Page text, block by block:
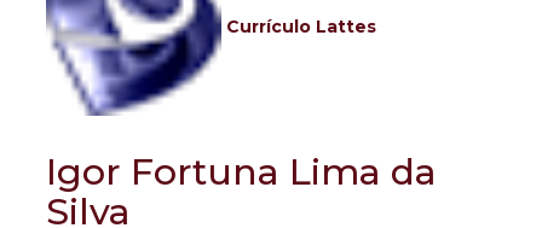
Currículo Lattes
Igor Fortuna Lima da
Silva